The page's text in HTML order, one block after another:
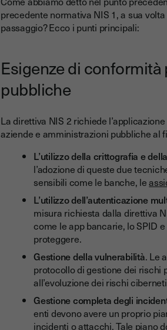
precedente normativa NIS 1, a sua
passaggio? Ecco i punti principali:
Esigenze di
pubbliche
La direttiva NIS 2 richiede
aziende e amministrazioni pubbliche al
L’utilizzo della crittografia e
l’adozione di queste due
sensibili come le banche, le
L’utilizzo dell’autenticazione
misura richiesta dalla direttiva
come le app bancarie, lo SPID
proteggere.
Gestione della vulnerabilità. Le
protocollo di gestione dei rischi
all’evoluzione dei rischi
Gestione completa degli
enti devono avere un proprio
incidenti o attacchi. Tale piano